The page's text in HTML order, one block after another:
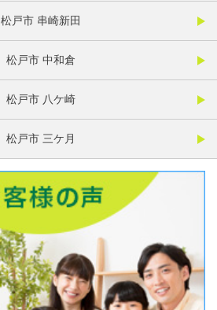
松戸市 串崎新田
松戸市 中和倉
松戸市 八ケ崎
松戸市 三ケ月